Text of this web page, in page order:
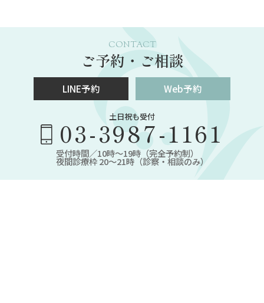
CONTACT
ご予約・ご相談
LINE予約 Web予約
土日祝も受付
03-3987-1161
受付時間／10時～19時（完全予約制）
夜間診療枠 20～21時（診察・相談のみ）